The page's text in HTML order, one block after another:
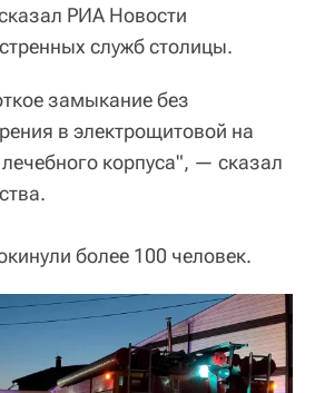
РИА Новости
служб столицы.
замыкание без
в электрощитовой на
корпуса", — сказал
более 100 человек.